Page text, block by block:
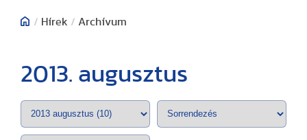
/ Hírek / Archívum
2013. augusztus